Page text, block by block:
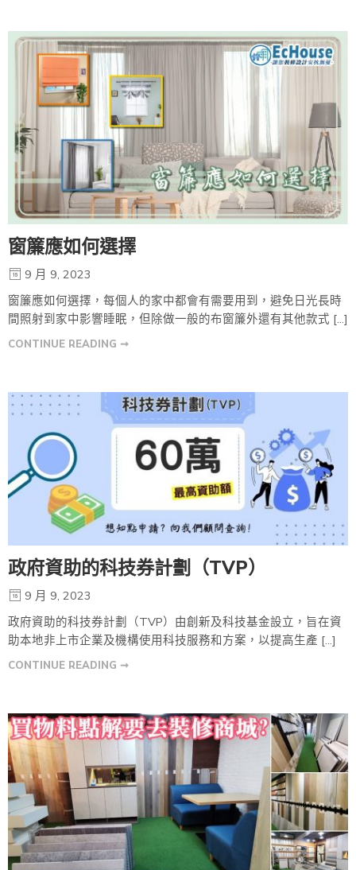
窗簾應如何選擇
9 月 9, 2023
窗簾應如何選擇，每個人的家中都會有需要用到，避免日光長時
間照射到家中影響睡眠，但除做一般的布窗簾外還有其他款式 […]
CONTINUE READING ➞
政府資助的科技券計劃（TVP）
9 月 9, 2023
政府資助的科技券計劃（TVP）由創新及科技基金設立，旨在資
助本地非上市企業及機構使用科技服務和方案，以提高生產 […]
CONTINUE READING ➞